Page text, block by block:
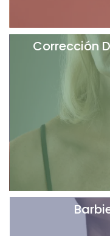
Corrección